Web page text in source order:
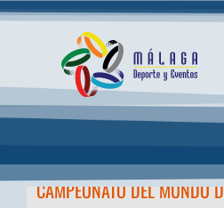
Saltar
INICIO
ACTUALIDAD
CONOCE LAS
CAMPEONATO DEL MUNDO